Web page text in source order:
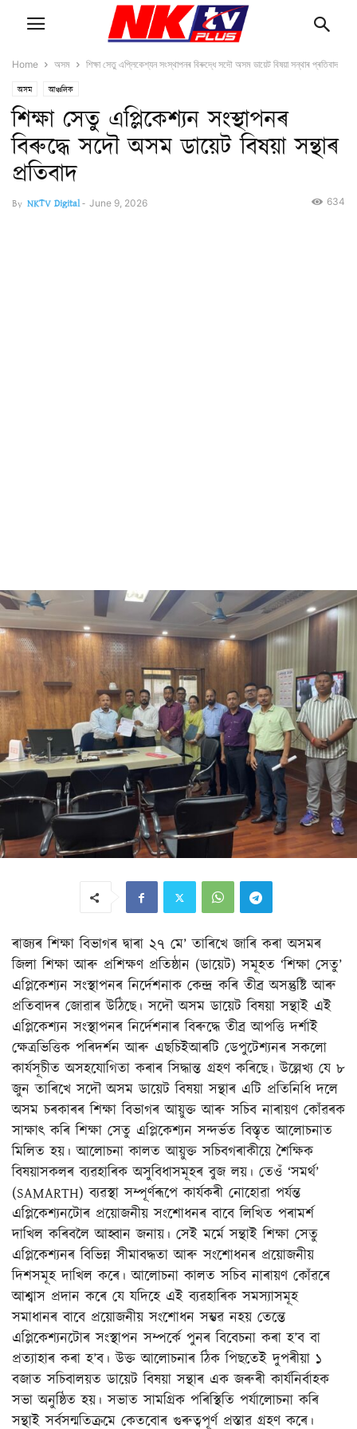
Home অসম শিক্ষা সেতু এপ্লিকেশ্যন সংস্থাপনৰ বিৰুদ্ধে সদৌ অসম ডায়েট বিষয়া সন্থাৰ প্ৰতিবাদ
অসম আঞ্চলিক
শিক্ষা সেতু এপ্লিকেশ্যন সংস্থাপনৰ
বিৰুদ্ধে সদৌ অসম ডায়েট বিষয়া সন্থাৰ
প্ৰতিবাদ
By NKTV Digital- June 9, 2026 634
ৰাজ্যৰ শিক্ষা বিভাগৰ দ্বাৰা ২৭ মে’ তাৰিখে জাৰি কৰা অসমৰ
জিলা শিক্ষা আৰু প্ৰশিক্ষণ প্ৰতিষ্ঠান (ডায়েট) সমূহত ‘শিক্ষা সেতু’
এপ্লিকেশ্যন সংস্থাপনৰ নিৰ্দেশনাক কেন্দ্ৰ কৰি তীব্ৰ অসন্তুষ্টি আৰু
প্ৰতিবাদৰ জোৱাৰ উঠিছে। সদৌ অসম ডায়েট বিষয়া সন্থাই এই
এপ্লিকেশ্যন সংস্থাপনৰ নিৰ্দেশনাৰ বিৰুদ্ধে তীব্ৰ আপত্তি দৰ্শাই
ক্ষেত্ৰভিত্তিক পৰিদৰ্শন আৰু এছচিইআৰটি ডেপুটেশ্যনৰ সকলো
কাৰ্যসূচীত অসহযোগিতা কৰাৰ সিদ্ধান্ত গ্ৰহণ কৰিছে। উল্লেখ্য যে ৮
জুন তাৰিখে সদৌ অসম ডায়েট বিষয়া সন্থাৰ এটি প্ৰতিনিধি দলে
অসম চৰকাৰৰ শিক্ষা বিভাগৰ আয়ুক্ত আৰু সচিব নাৰায়ণ কোঁৱৰক
সাক্ষাৎ কৰি শিক্ষা সেতু এপ্লিকেশ্যন সন্দৰ্ভত বিস্তৃত আলোচনাত
মিলিত হয়। আলোচনা কালত আয়ুক্ত সচিবগৰাকীয়ে শৈক্ষিক
বিষয়াসকলৰ ব্যৱহাৰিক অসুবিধাসমূহৰ বুজ লয়। তেওঁ ‘সমৰ্থ’
(SAMARTH) ব্যৱস্থা সম্পূৰ্ণৰূপে কাৰ্যকৰী নোহোৱা পৰ্যন্ত
এপ্লিকেশ্যনটোৰ প্ৰয়োজনীয় সংশোধনৰ বাবে লিখিত পৰামৰ্শ
দাখিল কৰিবলৈ আহ্বান জনায়। সেই মৰ্মে সন্থাই শিক্ষা সেতু
এপ্লিকেশ্যনৰ বিভিন্ন সীমাবদ্ধতা আৰু সংশোধনৰ প্ৰয়োজনীয়
দিশসমূহ দাখিল কৰে। আলোচনা কালত সচিব নাৰায়ণ কোঁৱৰে
আশ্বাস প্ৰদান কৰে যে যদিহে এই ব্যৱহাৰিক সমস্যাসমূহ
সমাধানৰ বাবে প্ৰয়োজনীয় সংশোধন সম্ভৱ নহয় তেন্তে
এপ্লিকেশ্যনটোৰ সংস্থাপন সম্পৰ্কে পুনৰ বিবেচনা কৰা হ’ব বা
প্ৰত্যাহাৰ কৰা হ’ব। উক্ত আলোচনাৰ ঠিক পিছতেই দুপৰীয়া ১
বজাত সচিবালয়ত ডায়েট বিষয়া সন্থাৰ এক জৰুৰী কাৰ্যনিৰ্বাহক
সভা অনুষ্ঠিত হয়। সভাত সামগ্ৰিক পৰিস্থিতি পৰ্যালোচনা কৰি
সন্থাই সৰ্বসন্মতিক্ৰমে কেতবোৰ গুৰুত্বপূৰ্ণ প্ৰস্তাৱ গ্ৰহণ কৰে।